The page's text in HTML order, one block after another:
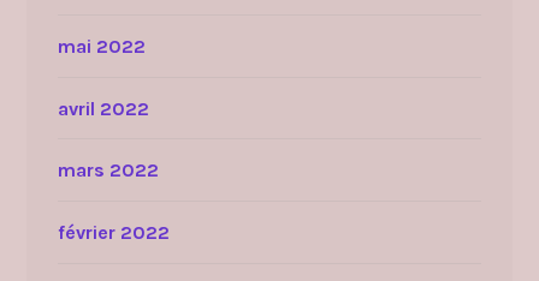
mai 2022
avril 2022
mars 2022
février 2022